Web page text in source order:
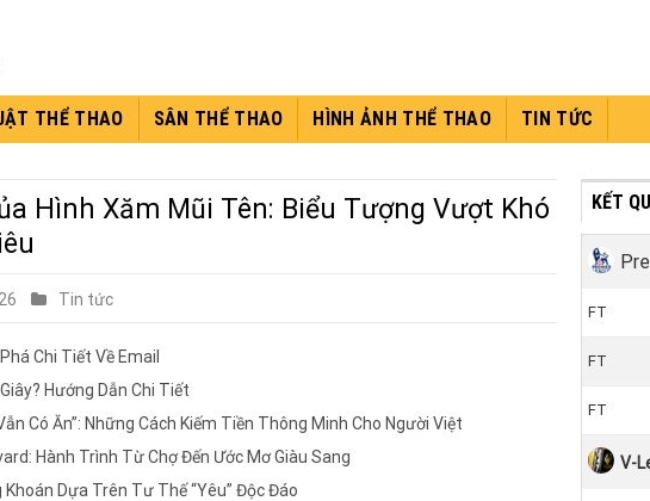
THỂ THAO SÂN THỂ THAO HÌNH ẢNH THỂ THAO TIN TỨC
Hình Xăm Mũi Tên: Biểu Tượng Vượt Khó
Tin tức
Chi Tiết Về Email
Hướng Dẫn Chi Tiết
Có Ăn”: Những Cách Kiếm Tiền Thông Minh Cho Người Việt
Hành Trình Từ Chợ Đến Ước Mơ Giàu Sang
Dựa Trên Tư Thế “Yêu” Độc Đáo
KẾT
FT
FT
FT
V-